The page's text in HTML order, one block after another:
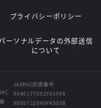
プライバシーポリシー
ーソナルデータの外部送信
について
JASRAC許諾番号
9040177002Y45408
9005732040Y45038